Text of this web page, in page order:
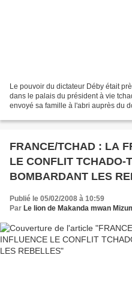
Le pouvoir du dictateur Déby était
dans le palais du président à vie
envoyé sa famille à l'abri auprès du
FRANCE/TCHAD : LA
LE CONFLIT TCHADO-
BOMBARDANT LES
Publié le 05/02/2008 à 10:59
Par Le lion de Makanda mwan